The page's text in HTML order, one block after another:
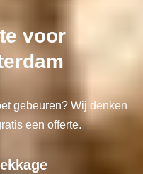
voor
gebeuren? Wij denken
een offerte.